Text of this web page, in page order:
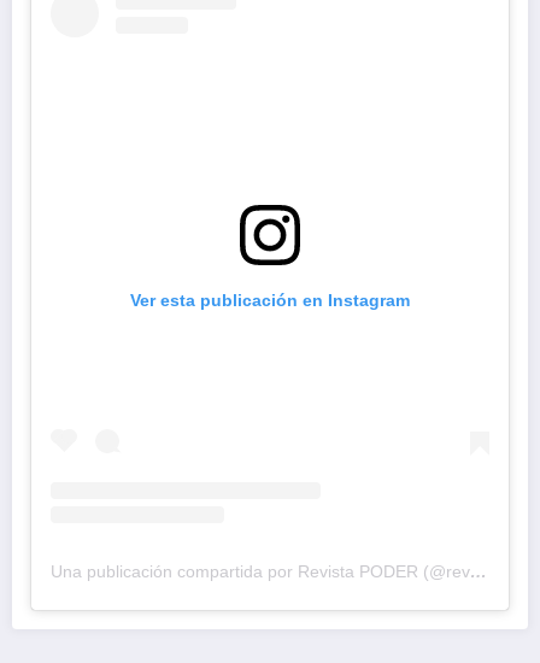
Ver esta publicación en Instagram
Una publicación compartida por Revista PODER (@revistapodercol)